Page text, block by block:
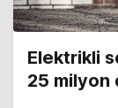
Elektrikli
25 milyon